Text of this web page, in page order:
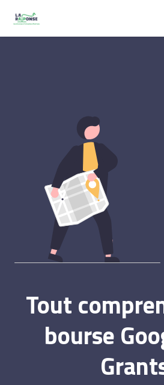
Tout
bourse